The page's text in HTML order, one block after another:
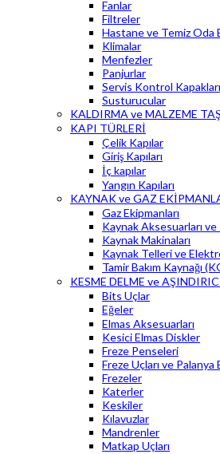
Fanlar
Filtreler
Hastane ve Temiz Oda
Klimalar
Menfezler
Panjurlar
Servis Kontrol Kapakları
Susturucular
KALDIRMA ve MALZEME
KAPI TÜRLERİ
Çelik Kapılar
Giriş Kapıları
İç kapılar
Yangın Kapıları
KAYNAK ve GAZ
Gaz Ekipmanları
Kaynak Aksesuarları ve
Kaynak Makinaları
Kaynak Telleri ve
Tamir Bakım Kaynağı
KESME DELME ve
Bits Uçlar
Eğeler
Elmas Aksesuarları
Kesici Elmas Diskler
Freze Penseleri
Freze Uçları ve Palanya
Frezeler
Katerler
Keskiler
Kılavuzlar
Mandrenler
Matkap Uçları